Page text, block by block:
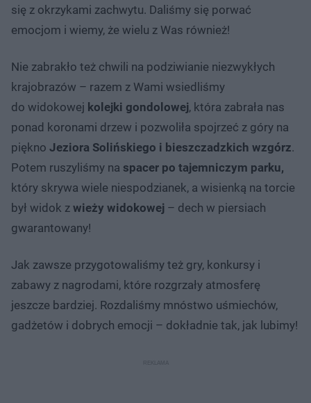
się z okrzykami zachwytu. Daliśmy się porwać
emocjom i wiemy, że wielu z Was również!
Nie zabrakło też chwili na podziwianie niezwykłych
krajobrazów – razem z Wami wsiedliśmy
do widokowej kolejki gondolowej, która zabrała nas
ponad koronami drzew i pozwoliła spojrzeć z góry na
piękno Jeziora Solińskiego i bieszczadzkich wzgórz.
Potem ruszyliśmy na spacer po tajemniczym parku,
który skrywa wiele niespodzianek, a wisienką na torcie
był widok z wieży widokowej – dech w piersiach
gwarantowany!
Jak zawsze przygotowaliśmy też gry, konkursy i
zabawy z nagrodami, które rozgrzały atmosferę
jeszcze bardziej. Rozdaliśmy mnóstwo uśmiechów,
gadżetów i dobrych emocji – dokładnie tak, jak lubimy!